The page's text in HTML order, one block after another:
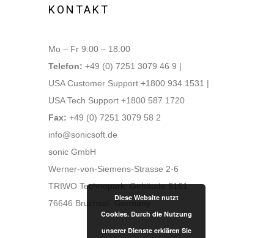
KONTAKT
Mo – Fr 9:00 – 18:00
Telefon: +49 (0) 7251 3079 46 9 |
USA Customer Support +1800 934 1531 |
USA Tech Support +1800 587 1720
Fax: +49 (0) 7251 3079 58 2
info@sonicsoft.de
sonic GmbH
Werner-von-Siemens-Strasse 2-6
TRIWO Technopark: Gebäude 5161
76646 Bruchsal- Germany
Diese Website nutzt
Cookies. Durch die Nutzung
unserer Dienste erklären Sie